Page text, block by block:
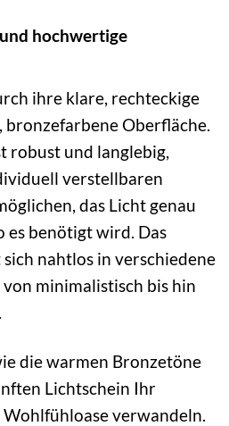
hochwertige
ihre klare, rechteckige
bronzefarbene Oberfläche.
robust und langlebig,
verstellbaren
das Licht genau
es benötigt wird. Das
nahtlos in verschiedene
minimalistisch bis hin
die warmen Bronzetöne
Lichtschein Ihr
verwandeln.